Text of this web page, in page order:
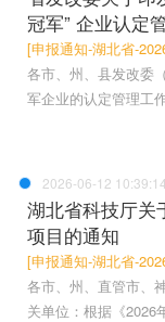
冠军” 企业认定
[申报通知-湖北省-
各市、州、县发改委
军企业的认定管理工
2026-06-12 10:39:14
湖北省科技厅关
项目的通知
[申报通知-湖北省-
各市、州、直管市、
关单位：根据《2026